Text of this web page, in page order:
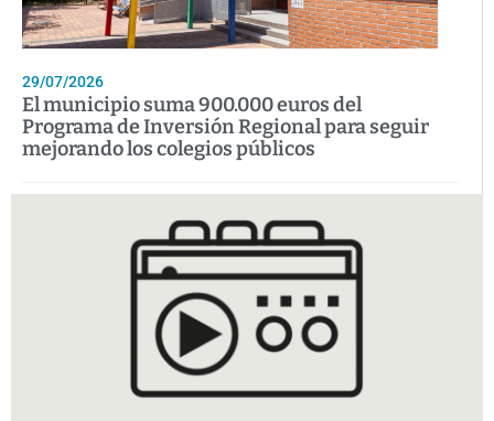
29/07/2026
El municipio suma 900.000 euros del
Programa de Inversión Regional para seguir
mejorando los colegios públicos